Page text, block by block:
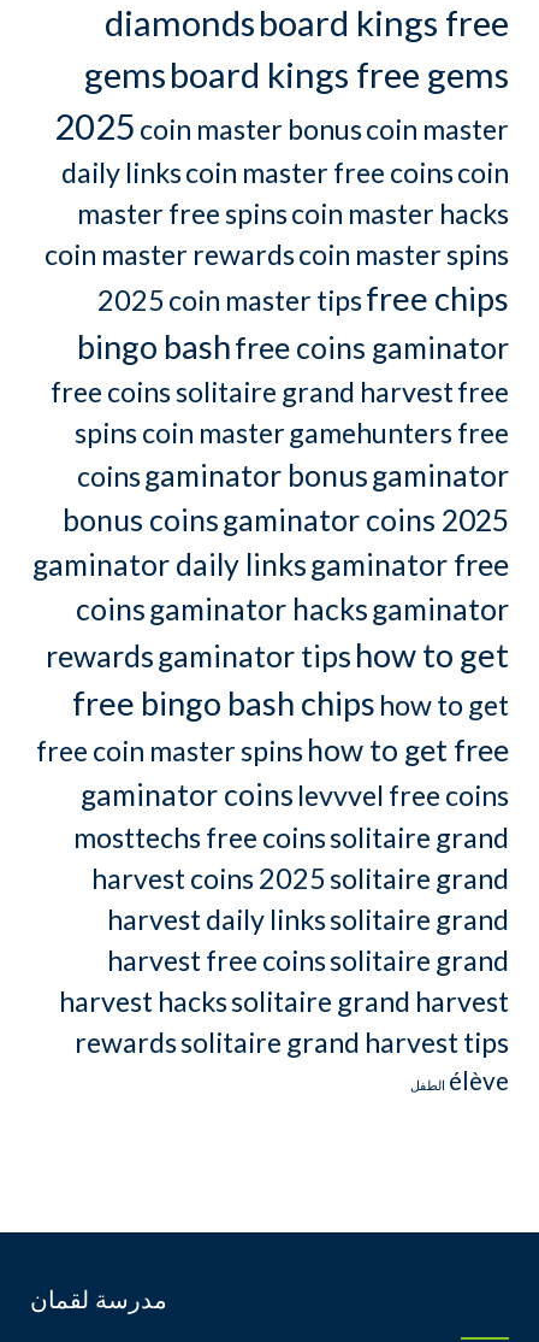
diamondsboard kings free
gemsboard kings free gems
2025 coin master bonuscoin master
daily linkscoin master free coinscoin
master free spinscoin master hacks
coin master rewardscoin master spins
2025coin master tipsfree chips
bingo bashfree coins gaminator
free coins solitaire grand harvestfree
spins coin mastergamehunters free
coinsgaminator bonusgaminator
bonus coinsgaminator coins 2025
gaminator daily linksgaminator free
coinsgaminator hacksgaminator
rewardsgaminator tips how to get
free bingo bash chips how to get
free coin master spinshow to get free
gaminator coins levvvel free coins
mosttechs free coinssolitaire grand
harvest coins 2025solitaire grand
harvest daily linkssolitaire grand
harvest free coinssolitaire grand
harvest hackssolitaire grand harvest
rewardssolitaire grand harvest tips
élève الطفل
مدرسة لقمان